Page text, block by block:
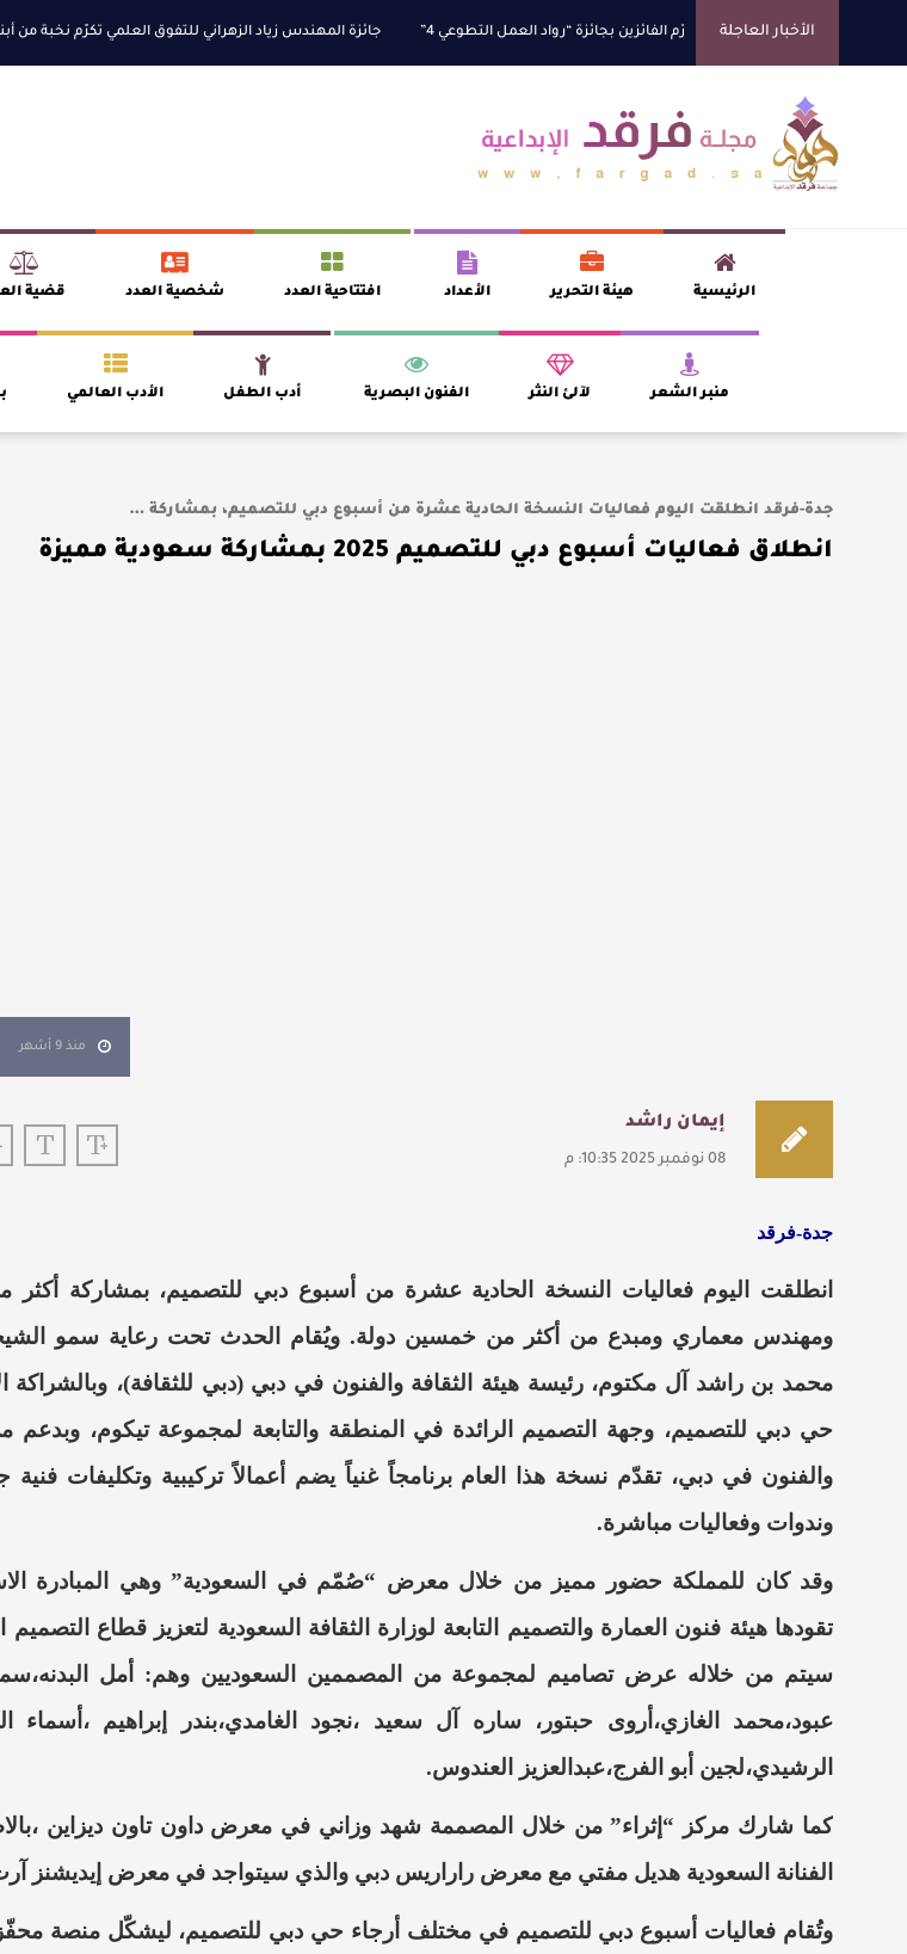
الأخبار العاجلة
السديس “بر بني حسن” تكرّم الفائزين بجائزة “رواد العمل التطوعي 4” جائزة المهندس زياد الزهراني للتفوق العلمي تكرّم نخبة من أبناء
الرئيسية هيئة التحرير الأعداد افتتاحية العدد شخصية العدد قضية
منبر الشعر لآلئ النثر الفنون البصرية أدب الطفل الأدب العالمي
جدة-فرقد انطلقت اليوم فعاليات النسخة الحادية عشرة من أسبوع دبي للتصميم، بمشاركة …
انطلاق فعاليات أسبوع دبي للتصميم 2025 بمشاركة سعودية مميزة
منذ 9 أشهر
إيمان راشد
08 نوفمبر 2025 10:35: م
جدة-فرقد
انطلقت اليوم فعاليات النسخة الحادية عشرة من أسبوع دبي للتصميم، بمشاركة
ومهندس معماري ومبدع من أكثر من خمسين دولة. ويُقام الحدث تحت رعاية سمو
محمد بن راشد آل مكتوم، رئيسة هيئة الثقافة والفنون في دبي (دبي للثقافة)، وبالشراكة
حي دبي للتصميم، وجهة التصميم الرائدة في المنطقة والتابعة لمجموعة تيكوم، وبدعم
والفنون في دبي، تقدّم نسخة هذا العام برنامجاً غنياً يضم أعمالاً تركيبية وتكليفات
وندوات وفعاليات مباشرة.
وقد كان للمملكة حضور مميز من خلالمعرض “صُمّم في السعودية” وهي المبادرة
تقودها هيئة فنون العمارة والتصميم التابعة لوزارة الثقافة السعودية لتعزيز قطاع
سيتم من خلاله عرض تصاميم لمجموعة من المصممين السعوديين وهم:
أمل
عبود،محمد الغازي،أروى حبتور، ساره آل سعيد ،نجود الغامدي،بندر إبراهيم
الرشيدي،لجين أبو الفرج،عبدالعزيز العندوس.
كما شارك مركز “إثراء” من خلال المصممة شهد وزاني في معرض داون تاون ديزاين
الفنانة السعودية هديل مفتي مع معرض راراريس دبي والذي سيتواجد في معرض إيديشنز آرت
وتُقام فعاليات أسبوع دبي للتصميم في مختلف أرجاء حي دبي للتصميم، ليشكّل منصة